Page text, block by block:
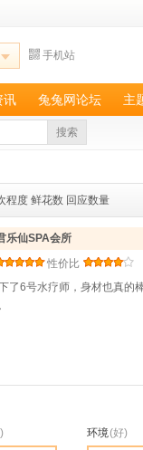
手机站
讯 兔兔网论坛 主
搜索
程度 鲜花数 回应数量
乐仙SPA会所
性价比
了6号水疗师，身材也真的
环境(好)